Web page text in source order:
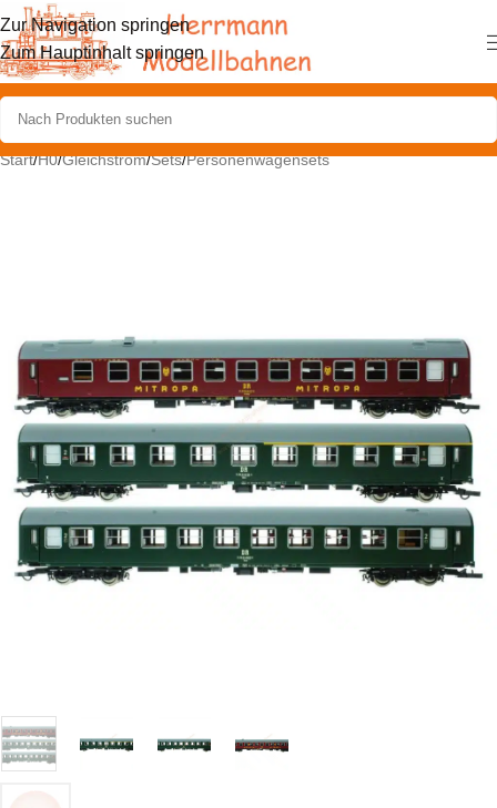
Zur Navigation springen
Zum Hauptinhalt springen
Start/H0/Gleichstrom/Sets/Personenwagensets